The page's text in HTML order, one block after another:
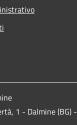
1 - Dalmine (BG) -